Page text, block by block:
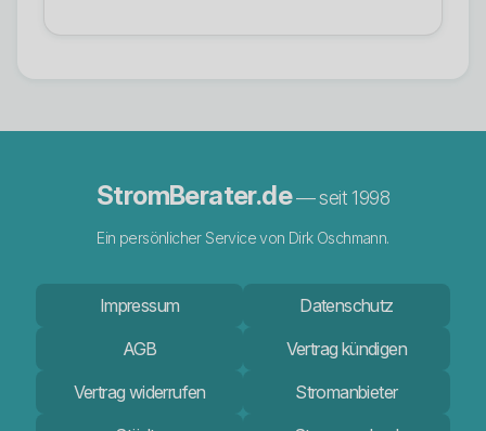
StromBerater.de— seit 1998
Ein persönlicher Service von Dirk Oschmann.
Impressum
Datenschutz
AGB
Vertrag kündigen
Vertrag widerrufen
Stromanbieter